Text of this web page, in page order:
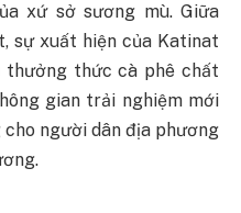
xứ sở sương mù. Giữa
sự xuất hiện của Katinat
thưởng thức cà phê chất
gian trải nghiệm mới
người dân địa phương